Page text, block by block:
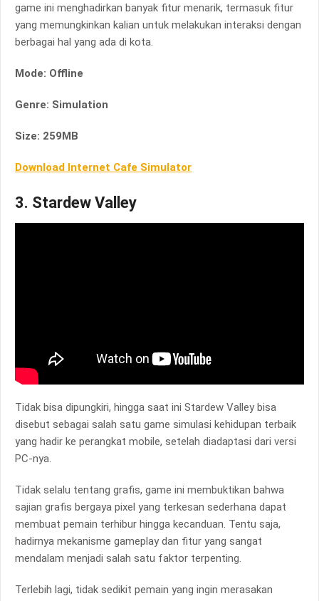
game ini menghadirkan banyak fitur menarik, termasuk fitur
yang memungkinkan kalian untuk melakukan interaksi dengan
berbagai hal yang ada di kota.
Mode: Offline
Genre: Simulation
Size: 259MB
Download Internet Cafe Simulator
3. Stardew Valley
Tidak bisa dipungkiri, hingga saat ini Stardew Valley bisa
disebut sebagai salah satu game simulasi kehidupan terbaik
yang hadir ke perangkat mobile, setelah diadaptasi dari versi
PC-nya.
Tidak selalu tentang grafis, game ini membuktikan bahwa
sajian grafis bergaya pixel yang terkesan sederhana dapat
membuat pemain terhibur hingga kecanduan. Tentu saja,
hadirnya mekanisme gameplay dan fitur yang sangat
mendalam menjadi salah satu faktor terpenting.
Terlebih lagi, tidak sedikit pemain yang ingin merasakan